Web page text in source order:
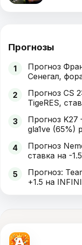
Прогнозы
1
Прогноз
Сенегал,
2
Прогноз CS
TigeRES,
3
Прогноз K27
gla1ve (65%)
4
Прогноз
ставка на -
5
Прогноз:
+1.5 на